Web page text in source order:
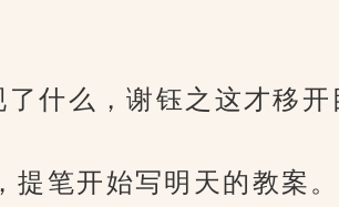
什么，谢钰之这才移开
笔开始写明天的教案。